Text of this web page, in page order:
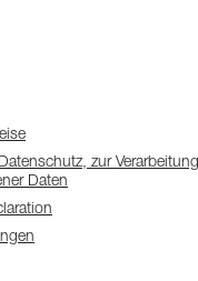
zur Verarbeitung
Daten